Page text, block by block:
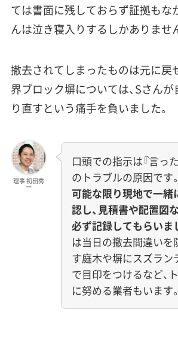
ては書面に残しておらず証拠もな
んは泣き寝入りするしかありませ
撤去されてしまったものは元に戻
界ブロック塀については、Sさん
り直すという痛手を負いました。
理事 初田秀
一
口頭での指示は『言った
のトラブルの原因です。
可能な限り現地で一緒
認し、見積書や配置図
必ず記録してもらいま
は当日の撤去間違いを
す庭木や塀にスズラン
で目印をつけるなど、
に努める業者もいます。